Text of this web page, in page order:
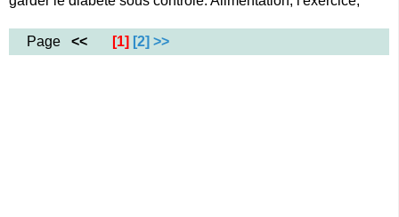
Page << [1] [2] >>